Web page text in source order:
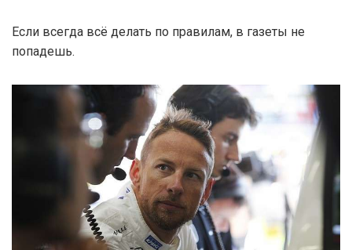
Если всегда всё делать по правилам, в газеты не
попадешь.